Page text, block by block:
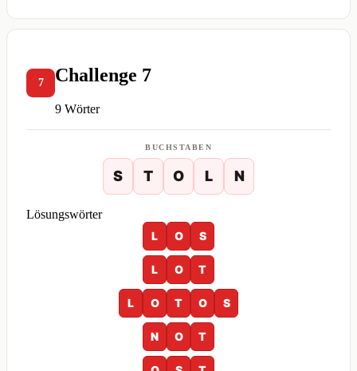
7 Challenge 7
9 Wörter
BUCHSTABEN
S T O L N
Lösungswörter
L
O S
L O T
L O T O S
N O T